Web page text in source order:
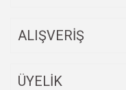
ALIŞVERİŞ
ÜYELİK